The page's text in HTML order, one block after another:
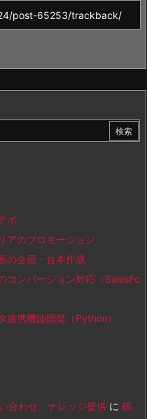
ポ
アのプロモーション
の企画・台本作成
コンバージョン対応（SalesFo
連携機能開発（Python）
合わせ、ナレッジ提供 に 鶴